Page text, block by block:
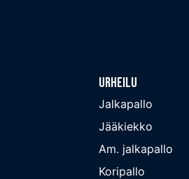
Urheilu
Jalkapallo
Jääkiekko
Am. jalkapallo
Koripallo